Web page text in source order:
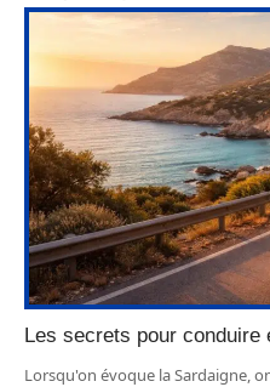
Les secrets pour conduire
Lorsqu'on évoque la Sardaigne,